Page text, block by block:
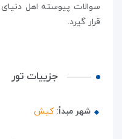
سوالات پیوسته اهل
قرار گیرد.
جزییات تور
شهر مبدأ:کیش